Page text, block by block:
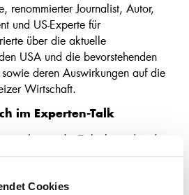
Cookies
renommierter Journalist, Autor,
und US-Experte für
über die aktuelle
USA und die bevorstehenden
sowie deren Auswirkungen auf die
Wirtschaft.
im Experten-Talk
hatten die Teilnehmenden die
tiefer in die präsentierten